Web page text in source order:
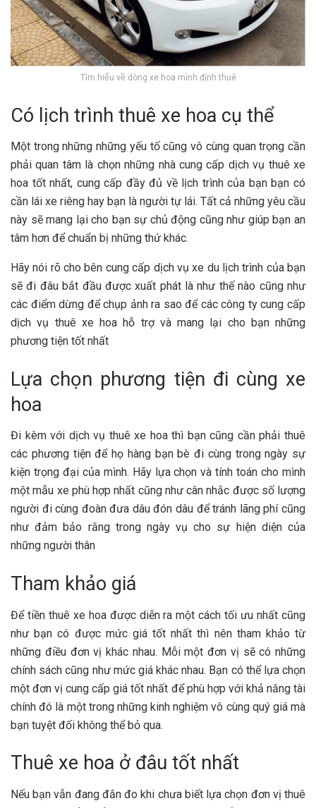
Tìm hiểu về dòng xe hoa mình định thuê
Có lịch trình thuê xe hoa cụ thể
Một trong những những yếu tố cũng vô cùng quan trọng cần
phải quan tâm là chọn những nhà cung cấp dịch vụ thuê xe
hoa tốt nhất, cung cấp đầy đủ về lịch trình của bạn bạn có
cần lái xe riêng hay bạn là người tự lái. Tất cả những yêu cầu
này sẽ mang lại cho bạn sự chủ động cũng như giúp bạn an
tâm hơn để chuẩn bị những thứ khác.
Hãy nói rõ cho bên cung cấp dịch vụ xe du lịch trình của bạn
sẽ đi đâu bắt đầu được xuất phát là như thế nào cũng như
các điểm dừng để chụp ảnh ra sao để các công ty cung cấp
dịch vụ thuê xe hoa hỗ trợ và mang lại cho bạn những
phương tiện tốt nhất
Lựa chọn phương tiện đi cùng xe
hoa
Đi kèm với dịch vụ thuê xe hoa thì bạn cũng cần phải thuê
các phương tiện để họ hàng bạn bè đi cùng trong ngày sự
kiện trọng đại của mình. Hãy lựa chọn và tính toán cho mình
một mẫu xe phù hợp nhất cũng như cân nhắc được số lượng
người đi cùng đoàn đưa dâu đón dâu để tránh lãng phí cũng
như đảm bảo rằng trong ngày vụ cho sự hiện diện của
những người thân
Tham khảo giá
Để tiền thuê xe hoa được diễn ra một cách tối ưu nhất cũng
như bạn có được mức giá tốt nhất thì nên tham khảo từ
những điều đơn vị khác nhau. Mỗi một đơn vị sẽ có những
chính sách cũng như mức giá khác nhau. Bạn có thể lựa chọn
một đơn vị cung cấp giá tốt nhất để phù hợp với khả năng tài
chính đó là một trong những kinh nghiệm vô cùng quý giá mà
bạn tuyệt đối không thể bỏ qua.
Thuê xe hoa ở đâu tốt nhất
Nếu bạn vẫn đang đắn đo khi chưa biết lựa chọn đơn vị thuê